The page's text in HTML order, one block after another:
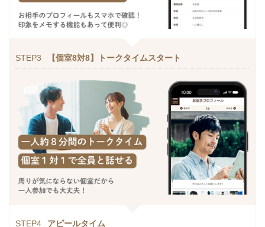
STEP3 【個室8対8】トークタイムスタート
STEP4 アピールタイム